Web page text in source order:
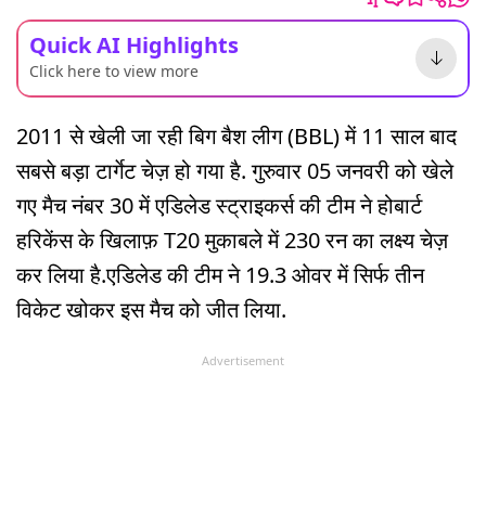
Quick AI Highlights
Click here to view more
2011 से खेली जा रही बिग बैश लीग (BBL) में 11 साल बाद
सबसे बड़ा टार्गेट चेज़ हो गया है. गुरुवार 05 जनवरी को खेले
गए मैच नंबर 30 में एडिलेड स्ट्राइकर्स की टीम ने होबार्ट
हरिकेंस के खिलाफ़ T20 मुकाबले में 230 रन का लक्ष्य चेज़
कर लिया है.एडिलेड की टीम ने 19.3 ओवर में सिर्फ तीन
विकेट खोकर इस मैच को जीत लिया.
Advertisement